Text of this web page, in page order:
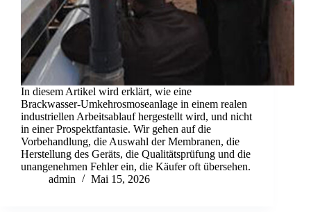
In diesem Artikel wird erklärt, wie eine
Brackwasser-Umkehrosmoseanlage in einem realen
industriellen Arbeitsablauf hergestellt wird, und nicht
in einer Prospektfantasie. Wir gehen auf die
Vorbehandlung, die Auswahl der Membranen, die
Herstellung des Geräts, die Qualitätsprüfung und die
unangenehmen Fehler ein, die Käufer oft übersehen.
admin
Mai 15, 2026